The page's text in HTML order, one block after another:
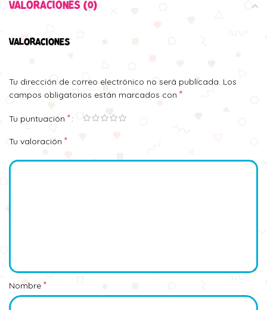
VALORACIONES (0)
VALORACIONES
Tu dirección de correo electrónico no será publicada. Los
campos obligatorios están marcados con *
Tu puntuación *
Tu valoración *
Nombre *